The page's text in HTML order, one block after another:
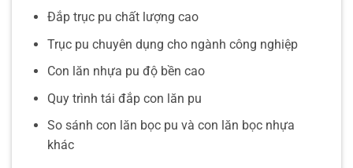
Đắp trục pu chất lượng cao
Trục pu chuyên dụng cho ngành công nghiệp
Con lăn nhựa pu độ bền cao
Quy trình tái đắp con lăn pu
So sánh con lăn bọc pu và con lăn bọc nhựa
khác